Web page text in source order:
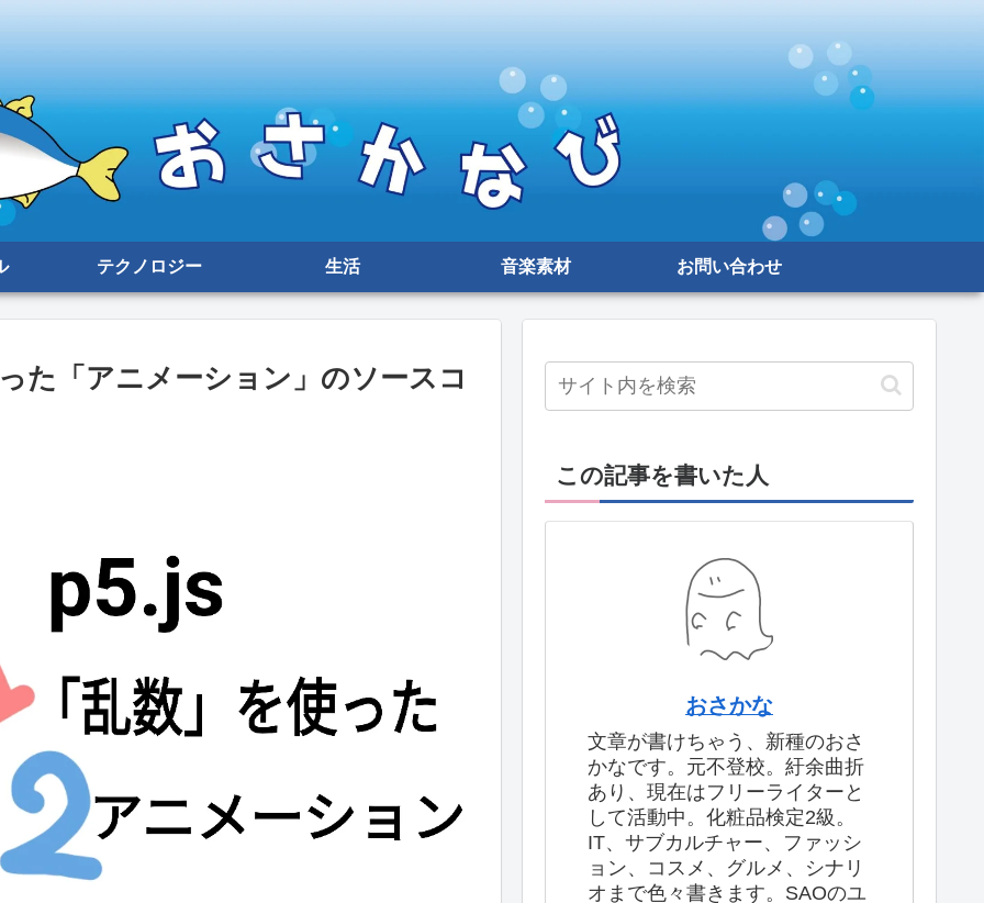
テクノロジー 生活 音楽素材 お問い合わせ
た「アニメーション」のソースコ
この記事を書いた人
おさかな
文章が書けちゃう、新種のおさ
かなです。元不登校。紆余曲折
あり、現在はフリーライターと
して活動中。化粧品検定2級。
IT、サブカルチャー、ファッシ
ョン、コスメ、グルメ、シナリ
オまで色々書きます。SAOのユ